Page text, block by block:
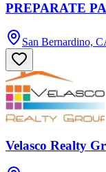
PREPARATE
San Bernardino,
Velasco Realty